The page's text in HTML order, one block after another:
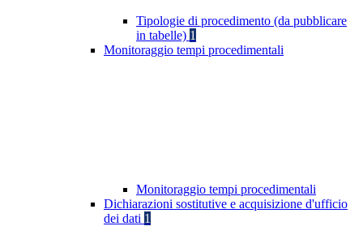
Tipologie di procedimento (da pubblicare
in tabelle) 1
Monitoraggio tempi procedimentali
Monitoraggio tempi procedimentali
Dichiarazioni sostitutive e acquisizione d'ufficio
dei dati 1